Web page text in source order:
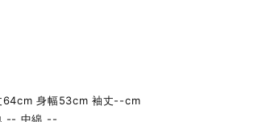
64cm 身幅53cm 袖丈--cm
-- 中綿 --